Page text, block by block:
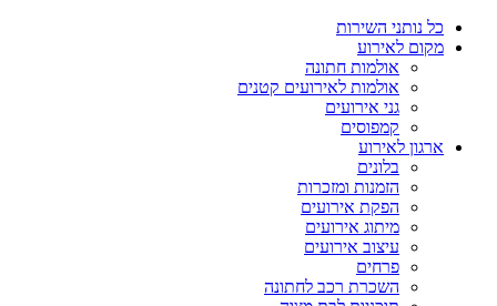
כל נותני השירות
מקום לאירוע
אולמות חתונה
אולמות לאירועים קטנים
גני אירועים
קמפוסים
ארגון לאירוע
בלונים
הזמנות ומזכרות
הפקת אירועים
מיתוג אירועים
עיצוב אירועים
פרחים
השכרת רכב לחתונה